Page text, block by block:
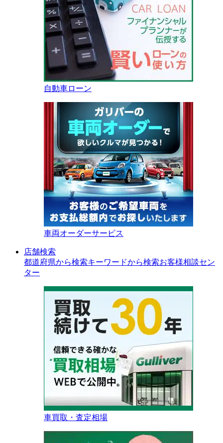
自動車ローン
車両オーダーサービス
店舗検索
都道府県から検索キーワードから検索お客様相談セン
ター
車買取・査定相場